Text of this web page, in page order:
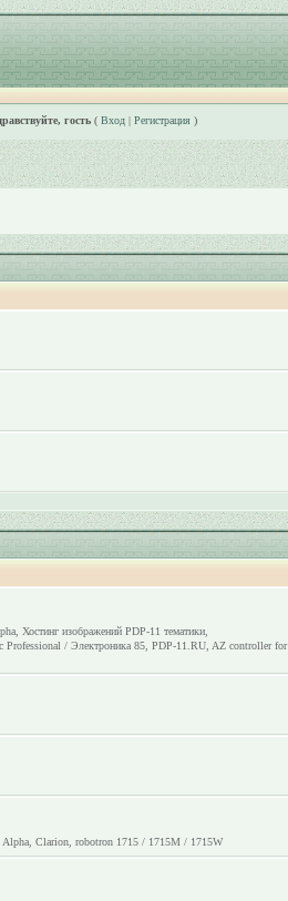
гость( Вход| Регистрация)
, Хостинг изображений PDP-11 тематики,
Professional / Электроника 85, PDP-11.RU, AZ controller for
, Clarion, robotron 1715 / 1715M / 1715W